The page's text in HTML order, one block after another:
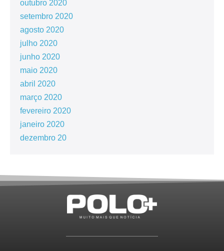
outubro 2020
setembro 2020
agosto 2020
julho 2020
junho 2020
maio 2020
abril 2020
março 2020
fevereiro 2020
janeiro 2020
dezembro 20